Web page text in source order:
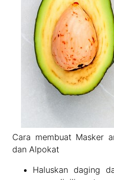
Cara membuat Masker
dan Alpokat
Haluskan daging